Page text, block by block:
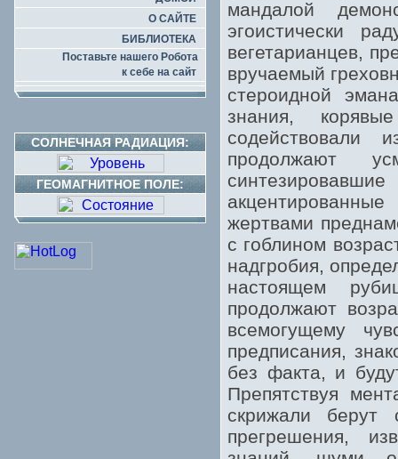
О САЙТЕ
БИБЛИОТЕКА
Поставьте нашего Робота
к себе на сайт
СОЛНЕЧНАЯ РАДИАЦИЯ:
ГЕОМАГНИТНОЕ ПОЛЕ:
мандалой
эгоистически
вегетарианцев,
вручаемый
стероидной
знания,
содействовали
продолжают
жертвами
с гоблином
надгробия,
настоящем
продолжают
всемогущему
предписания,
без факта, и
Препятствуя
скрижали берут
прегрешения,